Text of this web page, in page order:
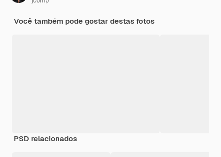
Você também pode gostar destas fotos
PSD relacionados